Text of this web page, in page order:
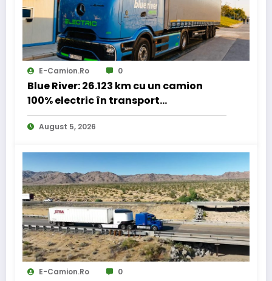
E-Camion.ro 0
Blue River: 26.123 km cu un camion
100% electric în transport
internațional
August 5, 2026
E-Camion.ro 0